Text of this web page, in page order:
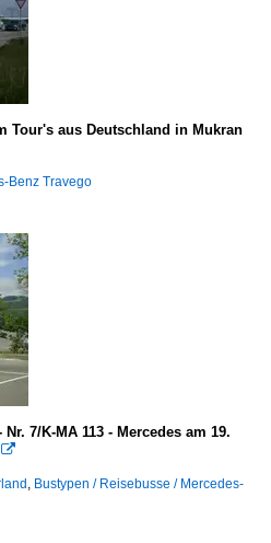
Tour's aus Deutschland in Mukran
Benz Travego
7/K-MA 113 - Mercedes am 19.

, Bustypen / Reisebusse / Mercedes-